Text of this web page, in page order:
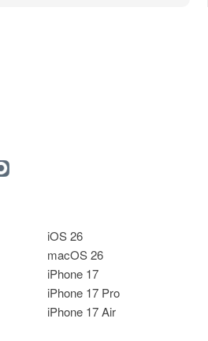
iOS 26
macOS 26
iPhone 17
iPhone 17 Pro
iPhone 17 Air